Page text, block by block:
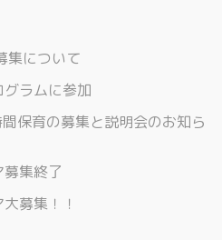
集について
ラムに参加
保育の募集と説明会のお知ら
集終了
募集！！